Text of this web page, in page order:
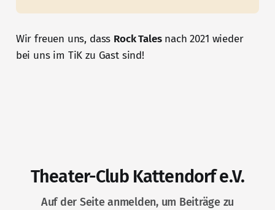
Wir freuen uns, dass Rock Talesnach 2021 wieder
bei uns im TiK zu Gast sind!
Theater-Club Kattendorf e.V.
Auf der Seite anmelden, um Beiträge zu